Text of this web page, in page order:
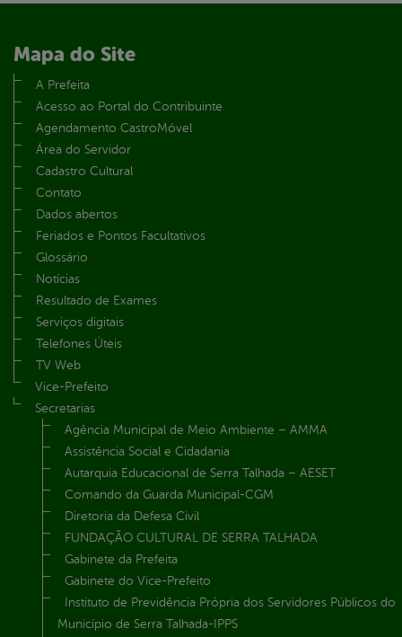
Mapa do Site
A Prefeita
Acesso ao Portal do Contribuinte
Agendamento CastroMóvel
Área do Servidor
Cadastro Cultural
Contato
Dados abertos
Feriados e Pontos Facultativos
Glossário
Notícias
Resultado de Exames
Serviços digitais
Telefones Úteis
TV Web
Vice-Prefeito
Secretarias
Agência Municipal de Meio Ambiente – AMMA
Assistência Social e Cidadania
Autarquia Educacional de Serra Talhada – AESET
Comando da Guarda Municipal-CGM
Diretoria da Defesa Civil
FUNDAÇÃO CULTURAL DE SERRA TALHADA
Gabinete da Prefeita
Gabinete do Vice-Prefeito
Instituto de Previdência Própria dos Servidores Públicos do
Município de Serra Talhada-IPPS